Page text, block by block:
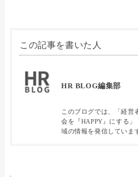
この記事を書いた人
HR BLOG編集部
このブログでは、「経営
会を『HAPPY』にする
域の情報を発信していま